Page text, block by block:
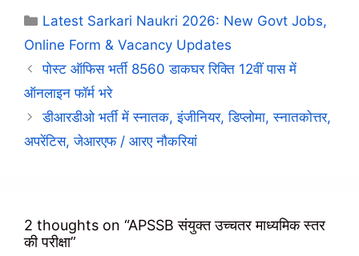
Categories
Latest Sarkari Naukri 2026: New Govt Jobs,
Online Form & Vacancy Updates
पोस्ट ऑफिस भर्ती 8560 डाकघर रिक्ति 12वीं पास में
ऑनलाइन फॉर्म भरे
डीआरडीओ भर्ती में स्नातक, इंजीनियर, डिप्लोमा, स्नातकोत्तर,
अपरेंटिस, जेआरएफ / आरए नौकरियां
2 thoughts on “APSSB संयुक्त उच्चतर माध्यमिक स्तर
की परीक्षा”